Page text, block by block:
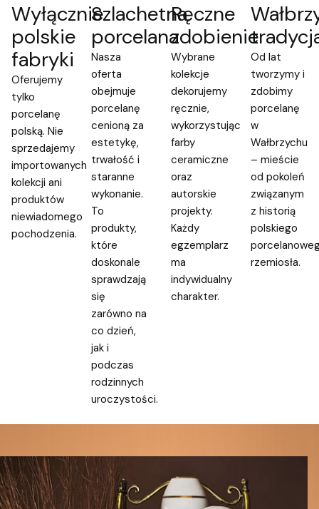
Wyłącznie
polskie
fabryki
Oferujemy
tylko
porcelanę
polską. Nie
sprzedajemy
importowanych
kolekcji ani
produktów
niewiadomego
pochodzenia.
Szlachetna
porcelana
Nasza
oferta
obejmuje
porcelanę
cenioną za
estetykę,
trwałość i
staranne
wykonanie.
To
produkty,
które
doskonale
sprawdzają
się
zarówno na
co dzień,
jak i
podczas
rodzinnych
uroczystości.
Ręczne
zdobienie
Wybrane
kolekcje
dekorujemy
ręcznie,
wykorzystując
farby
ceramiczne
oraz
autorskie
projekty.
Każdy
egzemplarz
ma
indywidualny
charakter.
Od lat
tworzymy i
zdobimy
porcelanę
w
Wałbrzychu
– mieście
od pokoleń
związanym
z historią
polskiego
rzemiosła.